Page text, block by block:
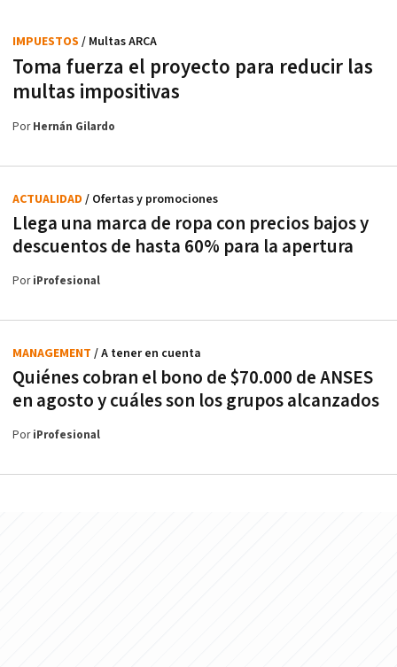
Toma fuerza el proyecto para reducir las
multas impositivas
IMPUESTOS / Multas ARCA
PorHernán Gilardo
Llega una marca de ropa con precios bajos y
descuentos de hasta 60% para la apertura
ACTUALIDAD / Ofertas y promociones
PoriProfesional
Quiénes cobran el bono de $70.000 de ANSES
en agosto y cuáles son los grupos alcanzados
MANAGEMENT / A tener en cuenta
PoriProfesional